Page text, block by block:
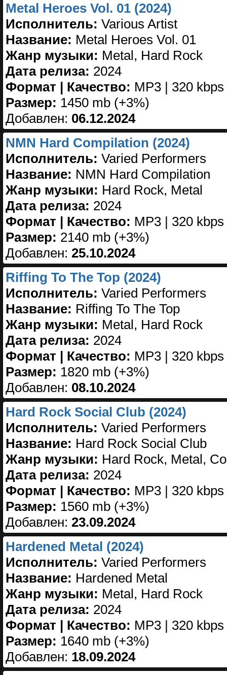
Metal Heroes Vol. 01 (2024)
Исполнитель: Various Artist
Название: Metal Heroes Vol. 01
Жанр музыки: Metal, Hard Rock
Дата релиза: 2024
Формат | Качество: MP3 | 320 kbps
Размер: 1450 mb (+3%)
Добавлен: 06.12.2024
NMN Hard Compilation (2024)
Исполнитель: Varied Performers
Название: NMN Hard Compilation
Жанр музыки: Hard Rock, Metal
Дата релиза: 2024
Формат | Качество: MP3 | 320 kbps
Размер: 2140 mb (+3%)
Добавлен: 25.10.2024
Riffing To The Top (2024)
Исполнитель: Varied Performers
Название: Riffing To The Top
Жанр музыки: Metal, Hard Rock
Дата релиза: 2024
Формат | Качество: MP3 | 320 kbps
Размер: 1820 mb (+3%)
Добавлен: 08.10.2024
Hard Rock Social Club (2024)
Исполнитель: Varied Performers
Название: Hard Rock Social Club
Жанр музыки: Hard Rock, Metal,
Дата релиза: 2024
Формат | Качество: MP3 | 320 kbps
Размер: 1560 mb (+3%)
Добавлен: 23.09.2024
Hardened Metal (2024)
Исполнитель: Varied Performers
Название: Hardened Metal
Жанр музыки: Metal, Hard Rock
Дата релиза: 2024
Формат | Качество: MP3 | 320 kbps
Размер: 1640 mb (+3%)
Добавлен: 18.09.2024